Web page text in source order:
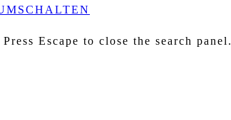
Press Escape to close the search panel.